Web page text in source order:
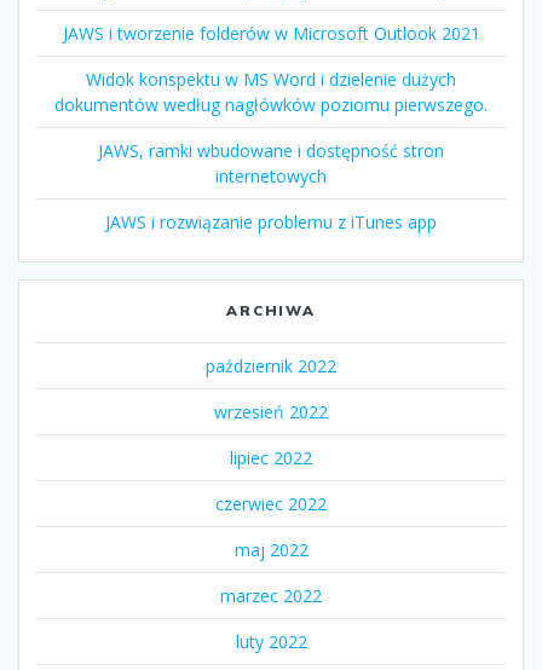
JAWS i tworzenie folderów w Microsoft Outlook 2021
Widok konspektu w MS Word i dzielenie dużych
dokumentów według nagłówków poziomu pierwszego.
JAWS, ramki wbudowane i dostępność stron
internetowych
JAWS i rozwiązanie problemu z iTunes app
ARCHIWA
październik 2022
wrzesień 2022
lipiec 2022
czerwiec 2022
maj 2022
marzec 2022
luty 2022